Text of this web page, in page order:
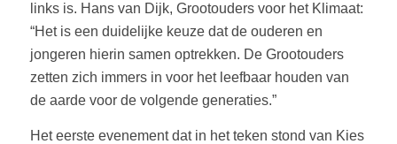
links is. Hans van Dijk, Grootouders voor het Klimaat:
“Het is een duidelijke keuze dat de ouderen en
jongeren hierin samen optrekken. De Grootouders
zetten zich immers in voor het leefbaar houden van
de aarde voor de volgende generaties.”
Het eerste evenement dat in het teken stond van Kies